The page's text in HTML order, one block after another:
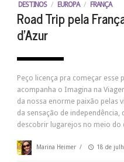
DESTINOS / EUROPA / FRANÇA
Road Trip pela
d’Azur
Peço licença pra começar esse
acompanha o Imagina na
da nossa enorme paixão pelas
da sensação de
descobrir lugarejos no meio do
Marina Heimer / 18 de